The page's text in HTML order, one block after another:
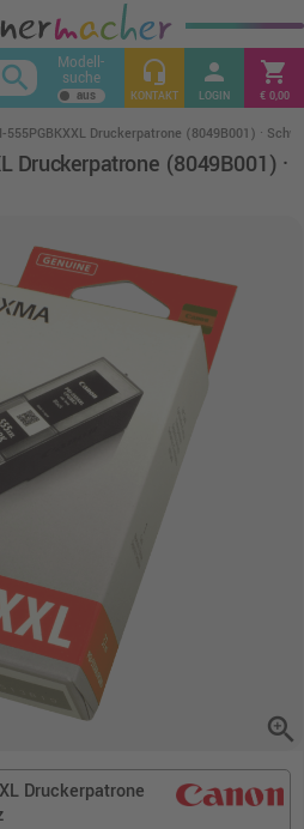
keyboard_arrow_up
search Modell-
suche headset_mic
KONTAKT
person
LOGIN
shopping_cart
€ 0,00
555PGBKXXL Druckerpatrone (8049B001) ·
Druckerpatrone (8049B001) ·
zoom_in
Druckerpatrone